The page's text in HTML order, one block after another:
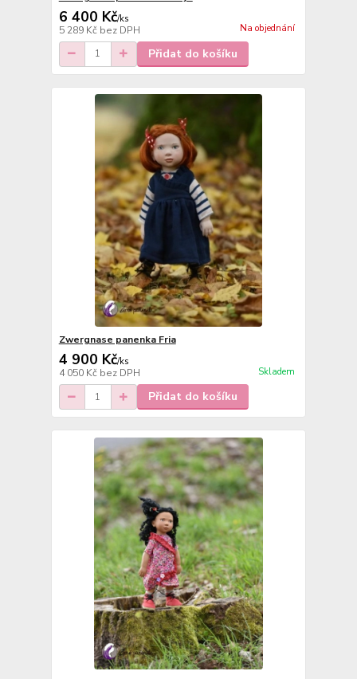
6 400 Kč/ks
5 289 Kč bez DPH Na objednání
Přidat do košíku
Zwergnase panenka Fria
4 900 Kč/ks
4 050 Kč bez DPH Skladem
Přidat do košíku